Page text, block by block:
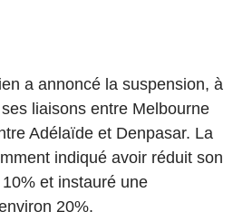
a annoncé la suspension, à
liaisons entre Melbourne
Adélaïde et Denpasar. La
indiqué avoir réduit son
et instauré une
20%.